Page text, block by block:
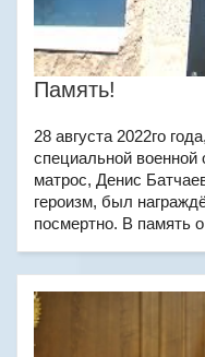
Память!
28 августа 2022го
специальной военной
матрос, Денис
героизм, был
посмертно. В память